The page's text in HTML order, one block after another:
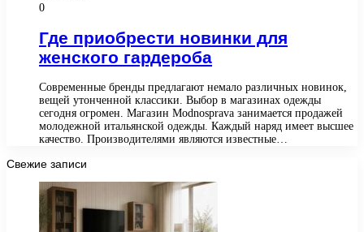
0
Где приобрести новинки для
женского гардероба
Современные бренды предлагают немало различных новинок,
вещей утонченной классики. Выбор в магазинах одежды
сегодня огромен. Магазин Modnosprava занимается продажей
молодежной итальянской одежды. Каждый наряд имеет высшее
качество. Производителями являются известные…
Свежие записи